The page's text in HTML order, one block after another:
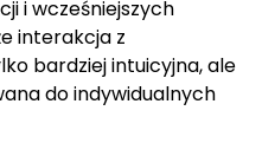
i wcześniejszych
interakcja z
bardziej intuicyjna, ale
do indywidualnych